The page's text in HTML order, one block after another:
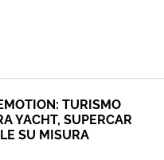
TURISMO
YACHT, SUPERCAR
SU MISURA